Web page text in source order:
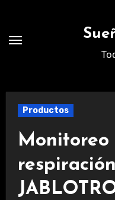
contenido
Productos
Monitoreo